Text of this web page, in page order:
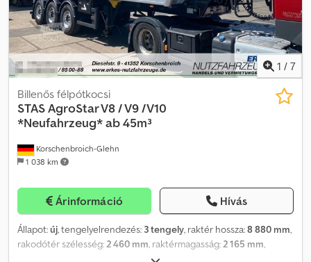
1 / 7
Korschenbroich-Glehn
1 038 km
Billenős félpótkocsi
STASAgroStar V8 / V9 /V10
*Neufahrzeug* ab 45m³
Árinformáció Hívás
Állapot:új, tengelyelrendezés: 3 tengely, raktér hossza:8 880 mm,
rakodótér szélesség: 2 460 mm , raktérmagasság: 2 165 mm
, Felszereltség: